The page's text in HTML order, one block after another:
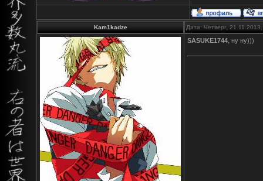
Kam1kadze Дата: Четверг,
SASUKE1744 , ну ну)))